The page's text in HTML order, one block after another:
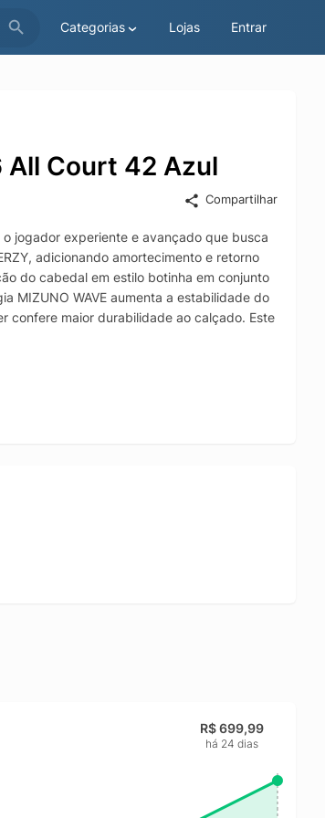
Categorias Lojas Entrar
All Court 42 Azul
Compartilhar
o jogador experiente e avançado que busca
adicionando amortecimento e retorno
do cabedal em estilo botinha em conjunto
MIZUNO WAVE aumenta a estabilidade do
confere maior durabilidade ao calçado. Este
R$ 699,99
há 24 dias